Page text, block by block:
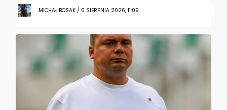
MICHAŁ BOSAK / 6 SIERPNIA 2026, 11:09